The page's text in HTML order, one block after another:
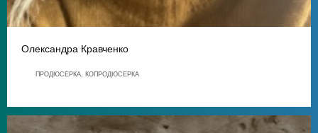
Олександра Кравченко
ПРОДЮСЕРКА, КОПРОДЮСЕРКА